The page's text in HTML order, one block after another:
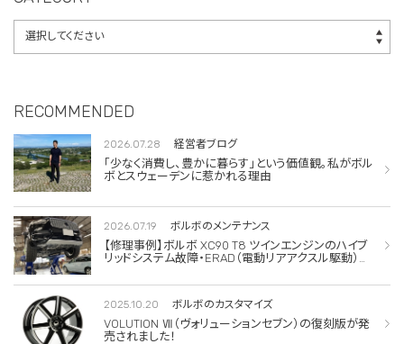
RECOMMENDED
2026.07.28 経営者ブログ
「少なく消費し、豊かに暮らす」という価値観。私がボル
ボとスウェーデンに惹かれる理由
2026.07.19 ボルボのメンテナンス
【修理事例】ボルボ XC90 T8 ツインエンジンのハイブ
リッドシステム故障・ERAD（電動リアアクスル駆動）交
2025.10.20 ボルボのカスタマイズ
VOLUTION Ⅶ（ヴォリューションセブン）の復刻版が発
売されました！